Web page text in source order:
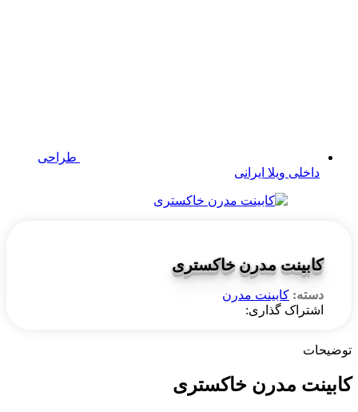
طراحی
داخلی ویلا ایرانی
کابینت مدرن خاکستری
دسته: کابینت مدرن
اشتراک گذاری:
مدرن خاکستری